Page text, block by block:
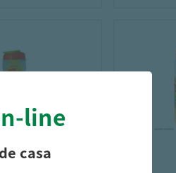
line
casa